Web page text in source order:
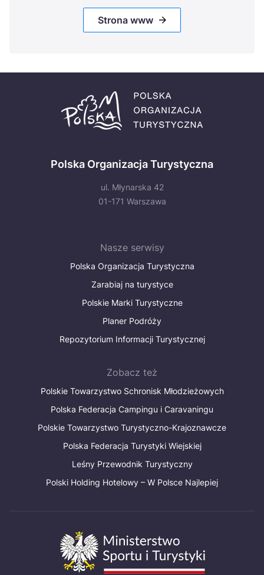
Strona www
Polska Organizacja Turystyczna
ul. Młynarska 42
01-171 Warszawa
Nasze serwisy
Polska Organizacja Turystyczna
Zarabiaj na turystyce
Polskie Marki Turystyczne
Planer Podróży
Repozytorium Informacji Turystycznej
Zobacz też
Polskie Towarzystwo Schronisk Młodzieżowych
Polska Federacja Campingu i Caravaningu
Polskie Towarzystwo Turystyczno-Krajoznawcze
Polska Federacja Turystyki Wiejskiej
Leśny Przewodnik Turystyczny
Polski Holding Hotelowy – W Polsce Najlepiej